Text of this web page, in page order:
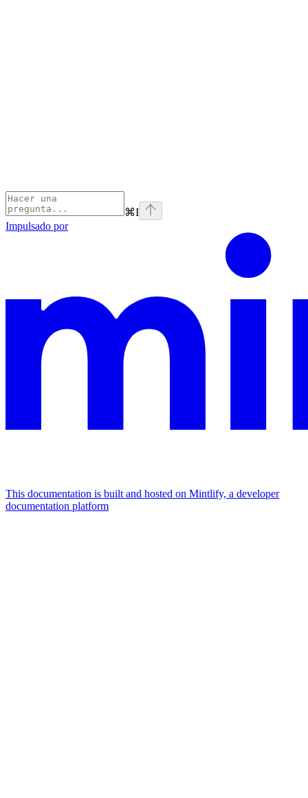
⌘I
Impulsado por
This documentation is built and hosted on Mintlify, a developer
documentation platform